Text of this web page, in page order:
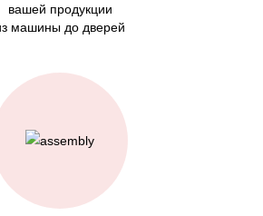
вашей продукции
машины до дверей